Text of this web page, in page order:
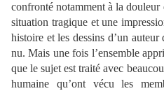
confronté notamment à la
situation tragique et une
histoire et les dessins d’un
nu. Mais une fois l’ensemble
que le sujet est traité avec
humaine qu’ont vécu les